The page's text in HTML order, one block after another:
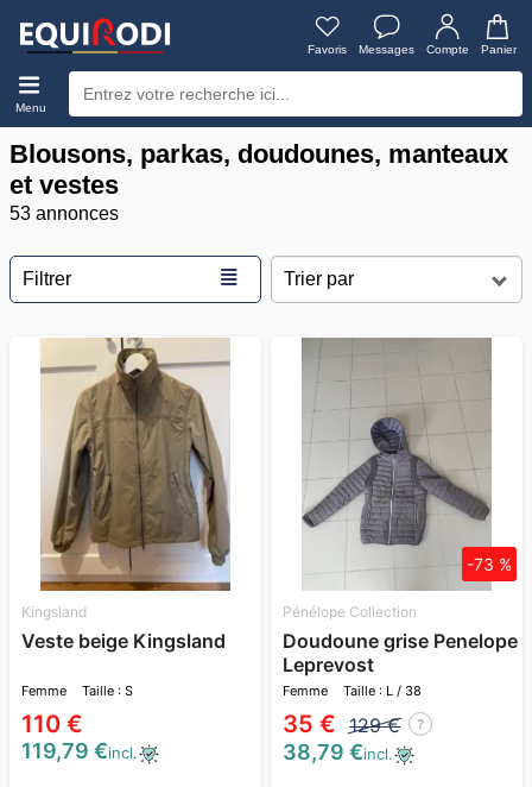
Favoris Messages Compte Panier
Menu
Blousons, parkas, doudounes, manteaux
et vestes
53 annonces
Filtrer ≣
Kingsland
Veste beige Kingsland
Femme Taille : S
110 €
119,79 €incl.
Pénélope Collection
Doudoune grise Penelope
Leprevost
Femme Taille : L / 38
35 € 129 € ?
-73 %
38,79 €incl.